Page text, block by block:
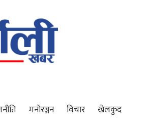
मनोरञ्जन विचार खेलकुद